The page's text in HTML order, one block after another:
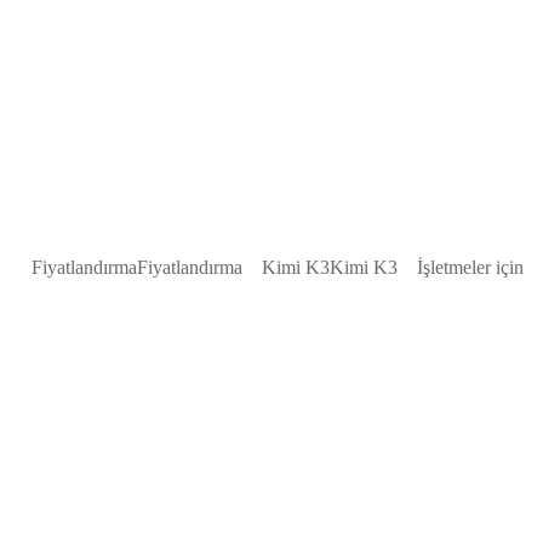
FiyatlandırmaFiyatlandırma Kimi K3Kimi K3 İşletmeler için